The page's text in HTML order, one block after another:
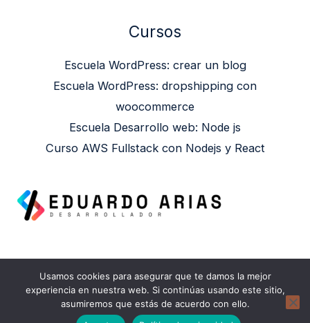
Cursos
Escuela WordPress: crear un blog
Escuela WordPress: dropshipping con
woocommerce
Escuela Desarrollo web: Node js
Curso AWS Fullstack con Nodejs y React
Copyright © 2026 Eduardo Arias | Powered by
Eduardo Arias
Usamos cookies para asegurar que te damos la mejor
experiencia en nuestra web. Si continúas usando este sitio,
asumiremos que estás de acuerdo con ello.